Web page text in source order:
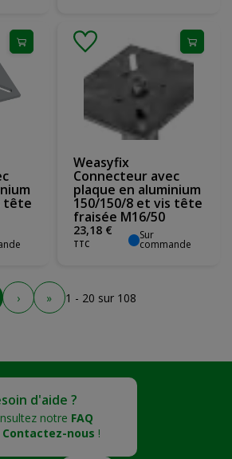
tête
Weasyfix
Connecteur avec
plaque en aluminium
150/150/8 et vis tête
fraisée M16/50
23,18 €
TTC
Sur
commande
› » 1 - 20 sur 108
d'aide ?
notre FAQ
Contactez-nous !